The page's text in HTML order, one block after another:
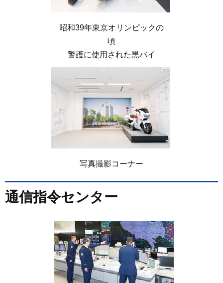
昭和39年東京オリンピックの
頃
警護に使用された黒バイ
写真撮影コーナー
通信指令センター